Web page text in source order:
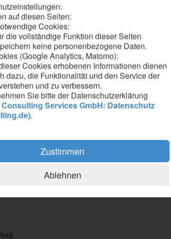
auf diesen Seiten:
Cookies:
die vollständige Funktion dieser Seiten
keine personenbezogene Daten.
(Google Analytics, Matomo):
Cookies erhobenen Informationen dienen
dazu, die Funktionalität und den Service der
und zu verbessern.
Sie bitte der Datenschutzerklärung
Consulting Services GmbH: Datenschutz
.
Zustimmen
Ablehnen
mit Schwerpunkt R&D
und CAD-Systemen
angrenzender Fachbereiche
Computational Engineering, Informatik oder
idealerweise mit CIM Database und CATIA
Prozessen sowie IT-Schnittstellen mit
mit CATIA
in Wort und Schrift